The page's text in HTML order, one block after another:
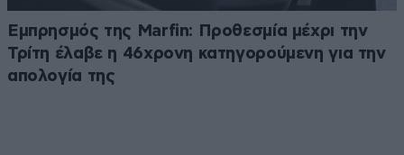
Εμπρησμός της Marfin: Προθεσμία μέχρι την
Τρίτη έλαβε η 46χρονη κατηγορούμενη για την
απολογία της